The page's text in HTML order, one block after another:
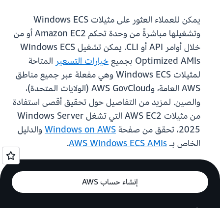
يمكن للعملاء العثور على مثيلات Windows ECS
وتشغيلها مباشرةً من وحدة تحكم Amazon EC2 أو من
خلال أوامر API أو CLI. يمكن تشغيل Windows ECS
Optimized AMIs بجميع
خيارات التسعير المتاحة
لمثيلات Windows ECS وهي مفعلة عبر جميع مناطق
AWS العامة، وAWS GovCloud (الولايات المتحدة)،
والصين. لمزيد من التفاصيل حول تحقيق أقصى استفادة
من مثيلات AWS EC2 التي تشغل Windows Server
2025، تحقق من صفحة
Windows on AWSوالدليل
الخاص بـAWS Windows ECS AMIs
.
إنشاء حساب AWS